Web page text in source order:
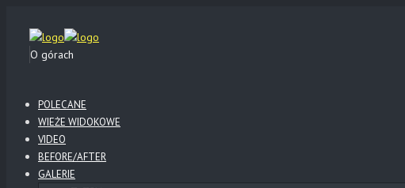
O górach
POLECANE
WIEŻE WIDOKOWE
VIDEO
BEFORE/AFTER
GALERIE